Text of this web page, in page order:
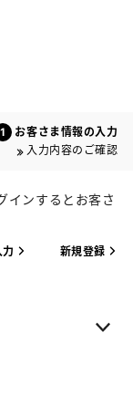
お客さま情報の入力
入力内容のご確認
インするとお客さ
新規登録